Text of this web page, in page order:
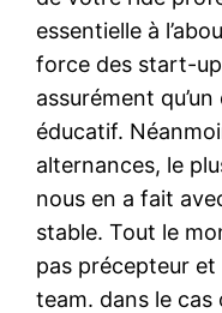
essentielle à
force des start-
assurément
éducatif.
alternances, le
nous en a fait
stable. Tout le
pas précepteur
team. dans le cas